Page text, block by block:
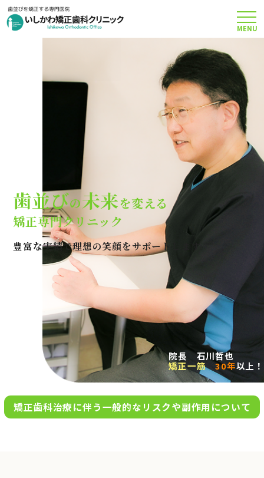
矯正治療について
当院のこだわり
費用について
クリニック案内
Q＆A
アクセス
お問い合わせ
完全
0120-695-578
MENU
歯並びの未来を変える
矯正専門クリニック
豊富な実績で理想の笑顔をサポートします
院長 石川哲也
矯正一筋
30年以上！
矯正歯科治療に伴う一般的なリスクや副作用について